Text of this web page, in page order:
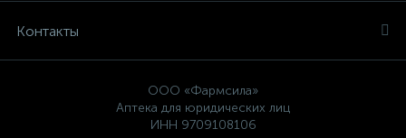
Контакты
ООО «Фармсила»
Аптека для юридических лиц
ИНН 9709108106